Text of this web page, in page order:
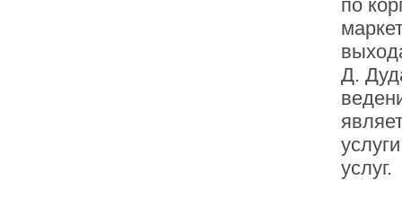
по
Д.
услуг.